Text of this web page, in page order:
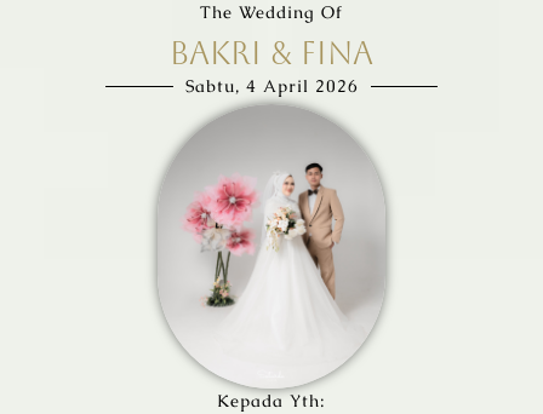
The Wedding Of
BAKRI & FINA
Sabtu, 4 April 2026
Kepada Yth: